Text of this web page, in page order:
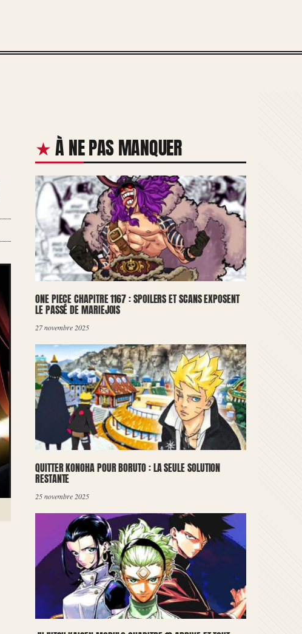
À NE PAS MANQUER
ONE PIECE CHAPITRE 1167 : SPOILERS ET SCANS EXPOSENT
LE PASSÉ DE MARIEJOIS
27 novembre 2025
QUITTER KONOHA POUR BORUTO : LA SEULE SOLUTION
RESTANTE
25 novembre 2025